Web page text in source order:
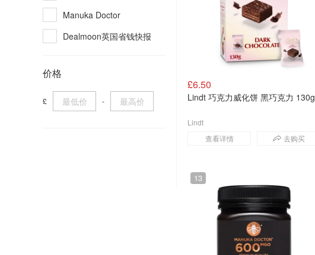
旭日
翠宏
Manuka Doctor
Dealmoon英国省钱快报
Harrods
价格
£ -
£6.50
Lindt 巧克力威化饼 黑巧克力 130g
查看详情 去购买
Lindt
13